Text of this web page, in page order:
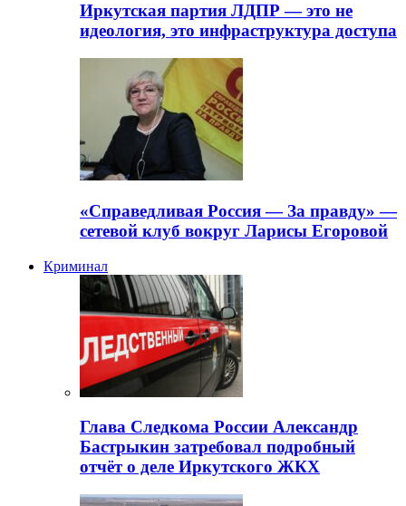
Иркутская партия ЛДПР — это не
идеология, это инфраструктура доступа
«Справедливая Россия — За правду» —
сетевой клуб вокруг Ларисы Егоровой
Криминал
Глава Следкома России Александр
Бастрыкин затребовал подробный
отчёт о деле Иркутского ЖКХ